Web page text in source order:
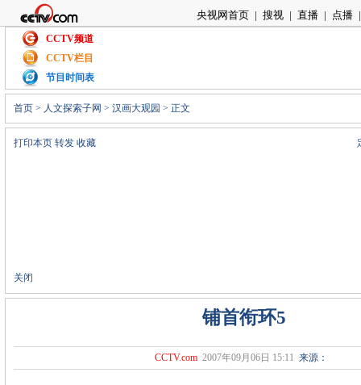
央视网首页 | 搜视 | 直播 | 点播 |
CCTV频道
CCTV栏目
节目时间表
首页 > 人文探索子网 > 汉画大观园 > 正文
打印本页 转发 收藏
关闭
铺首衔环5
CCTV.com 2007年09月06日 15:11 来源：